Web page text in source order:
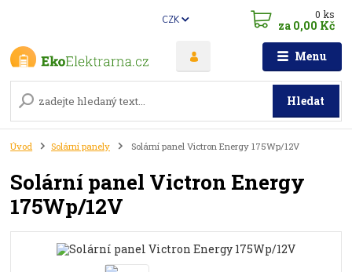
Menu
CZK
Hledat
0ks
za 0,00 Kč
Úvod Solární panely Solární panel Victron Energy 175Wp/12V
Solární panel Victron Energy
175Wp/12V